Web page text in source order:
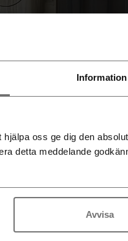
Information
oss ge dig den
detta meddelande
Avvisa
trädgård